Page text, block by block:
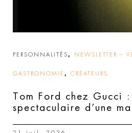
PERSONNALITÉS, NEWSLETTER –
GASTRONOMIE , CRÉATEURS
Tom Ford chez Gucci
spectaculaire d’une